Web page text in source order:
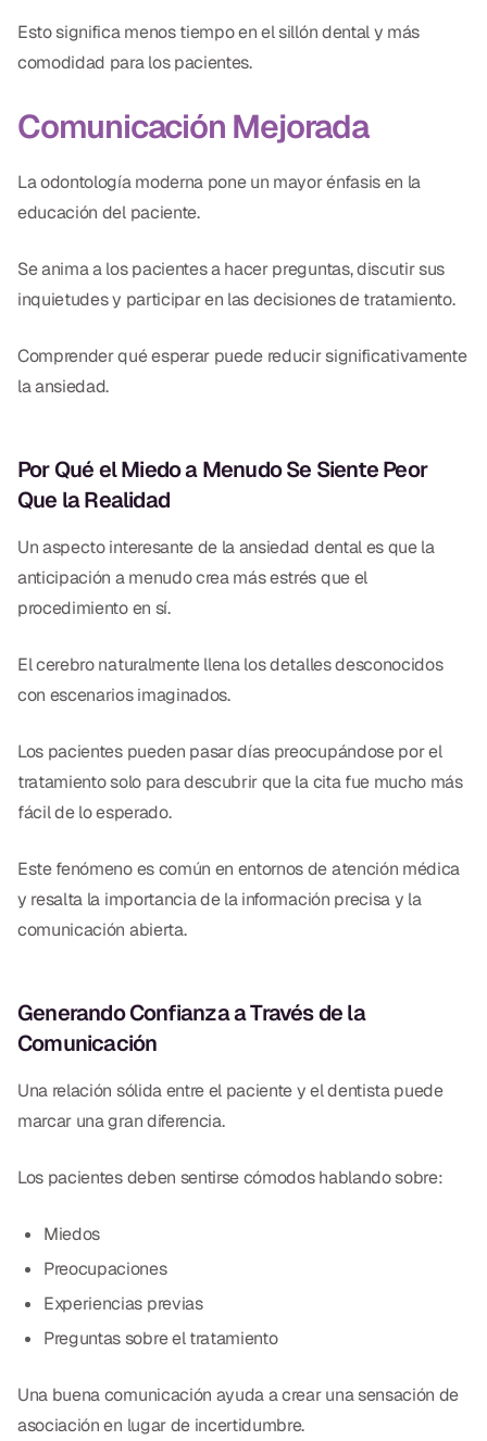
Esto significa menos tiempo en el sillón dental y más
comodidad para los pacientes.
Comunicación Mejorada
La odontología moderna pone un mayor énfasis en la
educación del paciente.
Se anima a los pacientes a hacer preguntas, discutir sus
inquietudes y participar en las decisiones de tratamiento.
Comprender qué esperar puede reducir significativamente
la ansiedad.
Por Qué el Miedo a Menudo Se Siente Peor
Que la Realidad
Un aspecto interesante de la ansiedad dental es que la
anticipación a menudo crea más estrés que el
procedimiento en sí.
El cerebro naturalmente llena los detalles desconocidos
con escenarios imaginados.
Los pacientes pueden pasar días preocupándose por el
tratamiento solo para descubrir que la cita fue mucho más
fácil de lo esperado.
Este fenómeno es común en entornos de atención médica
y resalta la importancia de la información precisa y la
comunicación abierta.
Generando Confianza a Través de la
Comunicación
Una relación sólida entre el paciente y el dentista puede
marcar una gran diferencia.
Los pacientes deben sentirse cómodos hablando sobre:
Miedos
Preocupaciones
Experiencias previas
Preguntas sobre el tratamiento
Una buena comunicación ayuda a crear una sensación de
asociación en lugar de incertidumbre.